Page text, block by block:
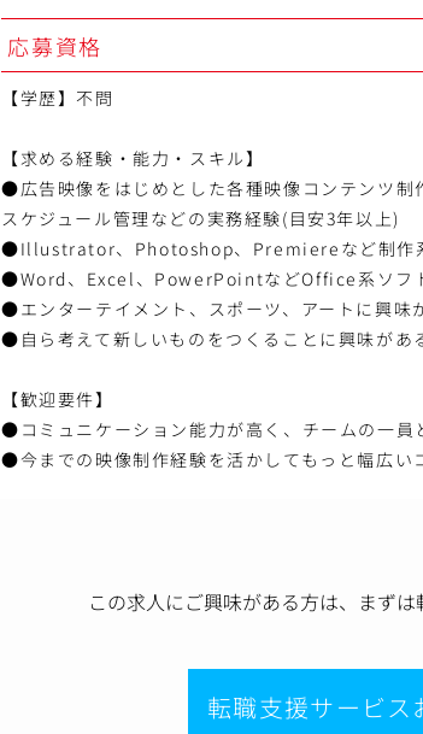
応募資格
【学歴】不問
【求める経験・能力・スキル】
●広告映像をはじめとした各種映像コンテンツ制
スケジュール管理などの実務経験(目安3年以上)
●Illustrator、Photoshop、Premiereなど制作
●Word、Excel、PowerPointなどOffice系ソフ
●エンターテイメント、スポーツ、アートに興味
●自ら考えて新しいものをつくることに興味があ
【歓迎要件】
●コミュニケーション能力が高く、チームの一員
●今までの映像制作経験を活かしてもっと幅広い
この求人にご興味がある方は、 まず
転職支援サービス